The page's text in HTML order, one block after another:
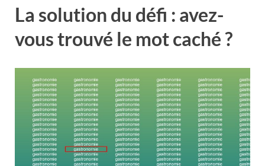
La solution du défi : avez-
vous trouvé le mot caché ?